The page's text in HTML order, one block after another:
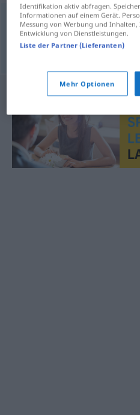
einebnen,abflachen,
Identifikation aktiv abfragen.
Informationen auf einem Gerät.
Messung von Werbung und
Entwicklung von Dienstleistungen.
Liste der Partner (Lieferanten)
Mehr Optionen